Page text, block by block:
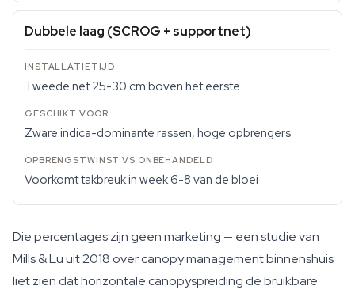
Dubbele laag (SCROG + supportnet)
Tweede net 25-30 cm boven het eerste
Zware indica-dominante rassen, hoge opbrengers
Voorkomt takbreuk in week 6-8 van de bloei
Die percentages zijn geen marketing — een studie van
Mills & Lu uit 2018 over canopy management binnenshuis
liet zien dat horizontale canopyspreiding de bruikbare